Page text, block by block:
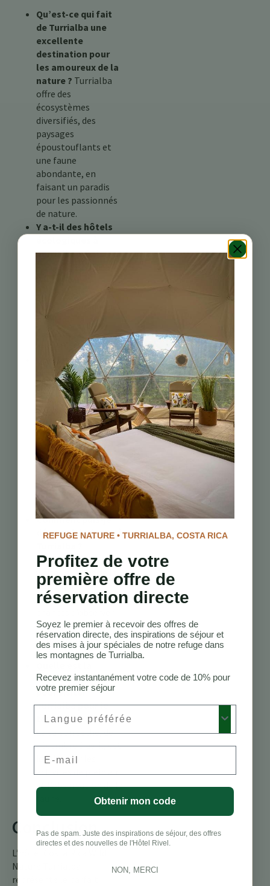
Qu’est-ce qui fait
de Turrialba une
excellente
destination pour
les amoureux de la
nature ? Turrialba
offre des
écosystèmes
diversifiés, des
paysages
époustouflants et
une faune
abondante, en
faisant un paradis
pour les passionnés
de nature.
Y a-t-il des hôtels
Turrialba ?Oui,
privilégie la
conservation.
Quelles activités de
plein air puis-je
faire près de
Turrialba au Costa
Les visiteurs
peuvent profiter de
randonnées, de tours
de la faune, de
rafting en eaux vives
et d’expériences
culturelles dans la
région de Turrialba.
Comment puis-je
découvrir la faune à
Participez à des
visites guidées de la
faune qui
augmentent vos
des espèces locales
dans leurs habitats
naturels.
meilleure période
pour visiter
Turrialba pour le
tourisme nature ?
La saison sèche, de
décembre à avril, est
idéale pour les
activités de plein air
et l’observation de la
Conclusion
L’hôtel Costa Rica Wild
Nature Turrialba
représente le parfait
REFUGE NATURE • TURRIALBA, COSTA RICA
Profitez de votre
première offre de
réservation directe
Soyez le premier à recevoir des offres de
réservation directe, des inspirations de séjour et
des mises à jour spéciales de notre refuge dans
les montagnes de Turrialba.
Recevez instantanément votre code de 10% pour
votre premier séjour
Obtenir mon code
Pas de spam. Juste des inspirations de séjour, des offres
directes et des nouvelles de l'Hôtel Rivel.
NON, MERCI